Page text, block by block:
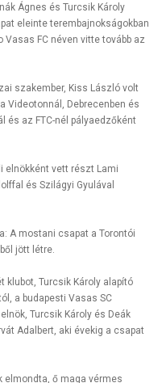
Ágnes és Turcsik Károly
eleinte terembajnokságokban
Vasas FC néven vitte tovább az
szakember, Kiss László volt
Videotonnál, Debrecenben és
és az FTC-nél pályaedzőként
elnökként vett részt Lami
és Szilágyi Gyulával
A mostani csapat a Torontói
jött létre.
klubot, Turcsik Károly alapító
a budapesti Vasas SC
Turcsik Károly és Deák
Adalbert, aki évekig a csapat
elmondta, ő maga vérmes